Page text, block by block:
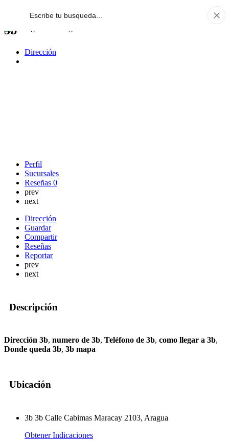
3b
Dirección
Perfil
Sucursales
Reseñas 0
prev
next
Dirección
Guardar
Compartir
Reseñas
Reportar
prev
next
Descripción
Dirección 3b, numero de 3b, Teléfono de 3b, como llegar a 3b,
Donde queda 3b, 3b mapa
Ubicación
3b 3b Calle Cabimas Maracay 2103, Aragua
Obtener Indicaciones